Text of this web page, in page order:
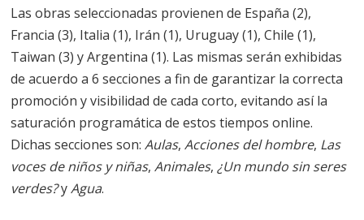
Las obras seleccionadas provienen de España (2),
Francia (3), Italia (1), Irán (1), Uruguay (1), Chile (1),
Taiwan (3) y Argentina (1). Las mismas serán exhibidas
de acuerdo a 6 secciones a fin de garantizar la correcta
promoción y visibilidad de cada corto, evitando así la
saturación programática de estos tiempos online.
Dichas secciones son:Aulas,Acciones del hombre, Las
voces de niños y niñas,Animales,¿Un mundo sin seres
verdes?yAgua.